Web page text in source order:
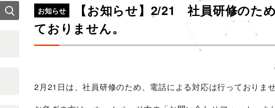
お知らせ
【お知らせ】2/21 社員研修のた
ておりません。
2月21日は、社員研修のため、電話による対応は行っておりませ
ゴ
リ
ー
稿
ナ
ビ
ョ
検
索